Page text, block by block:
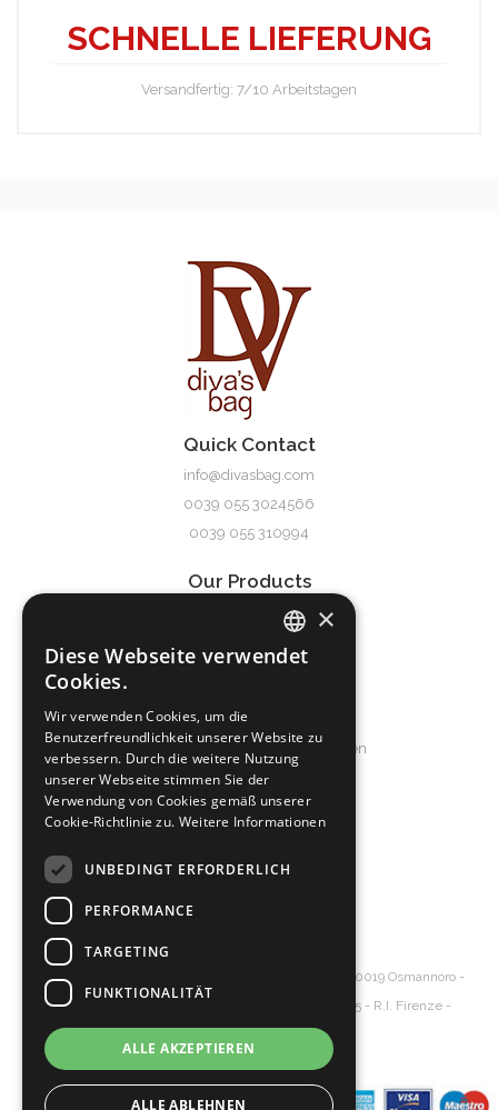
A1557B
A78881
SCHNELLE LIEFERUNG
Versandfertig: 7/10 Arbeitstagen
Quick Contact
info@divasbag.com
0039 055 3024566
0039 055 310994
Our Products
Service & Support
Allgemeine Geschäftsbedingungen
Frequently Asked Questions
About us
Diva's Srl
- Via Senna, 20 – 50019 Osmannoro -
Sesto Fiorentino - Florence Italy - P.Iva 06154620485 - R.I. Firenze -
ITALIAN
SPANISH
×
Diese Webseite verwendet
Cookies.
Wir verwenden Cookies, um die
Benutzerfreundlichkeit unserer Website zu
verbessern. Durch die weitere Nutzung
unserer Webseite stimmen Sie der
Verwendung von Cookies gemäß unserer
Cookie-Richtlinie zu. Weitere Informationen
UNBEDINGT ERFORDERLICH
PERFORMANCE
TARGETING
FUNKTIONALITÄT
ALLE AKZEPTIEREN
ALLE ABLEHNEN